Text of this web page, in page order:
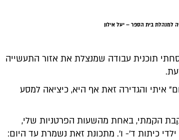
למנהלת בית הספר – יעל אילון
תוכנית עבודה שמנצלת את אזור התעשייה
איתי והגדירה זאת אף היא, כיציאה למסע
הקמתי, באחת מהשעות הפרטניות שלי,
כיתות ד'- ו'. מתכונת זאת נשמרת עד היום: